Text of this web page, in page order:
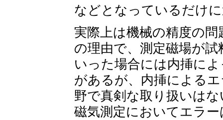
などとなっているだけ
実際上は機械の精度の
の理由で、測定磁場が
いった場合には内挿に
があるが、内挿による
野で真剣な取り扱いは
磁気測定においてエラ